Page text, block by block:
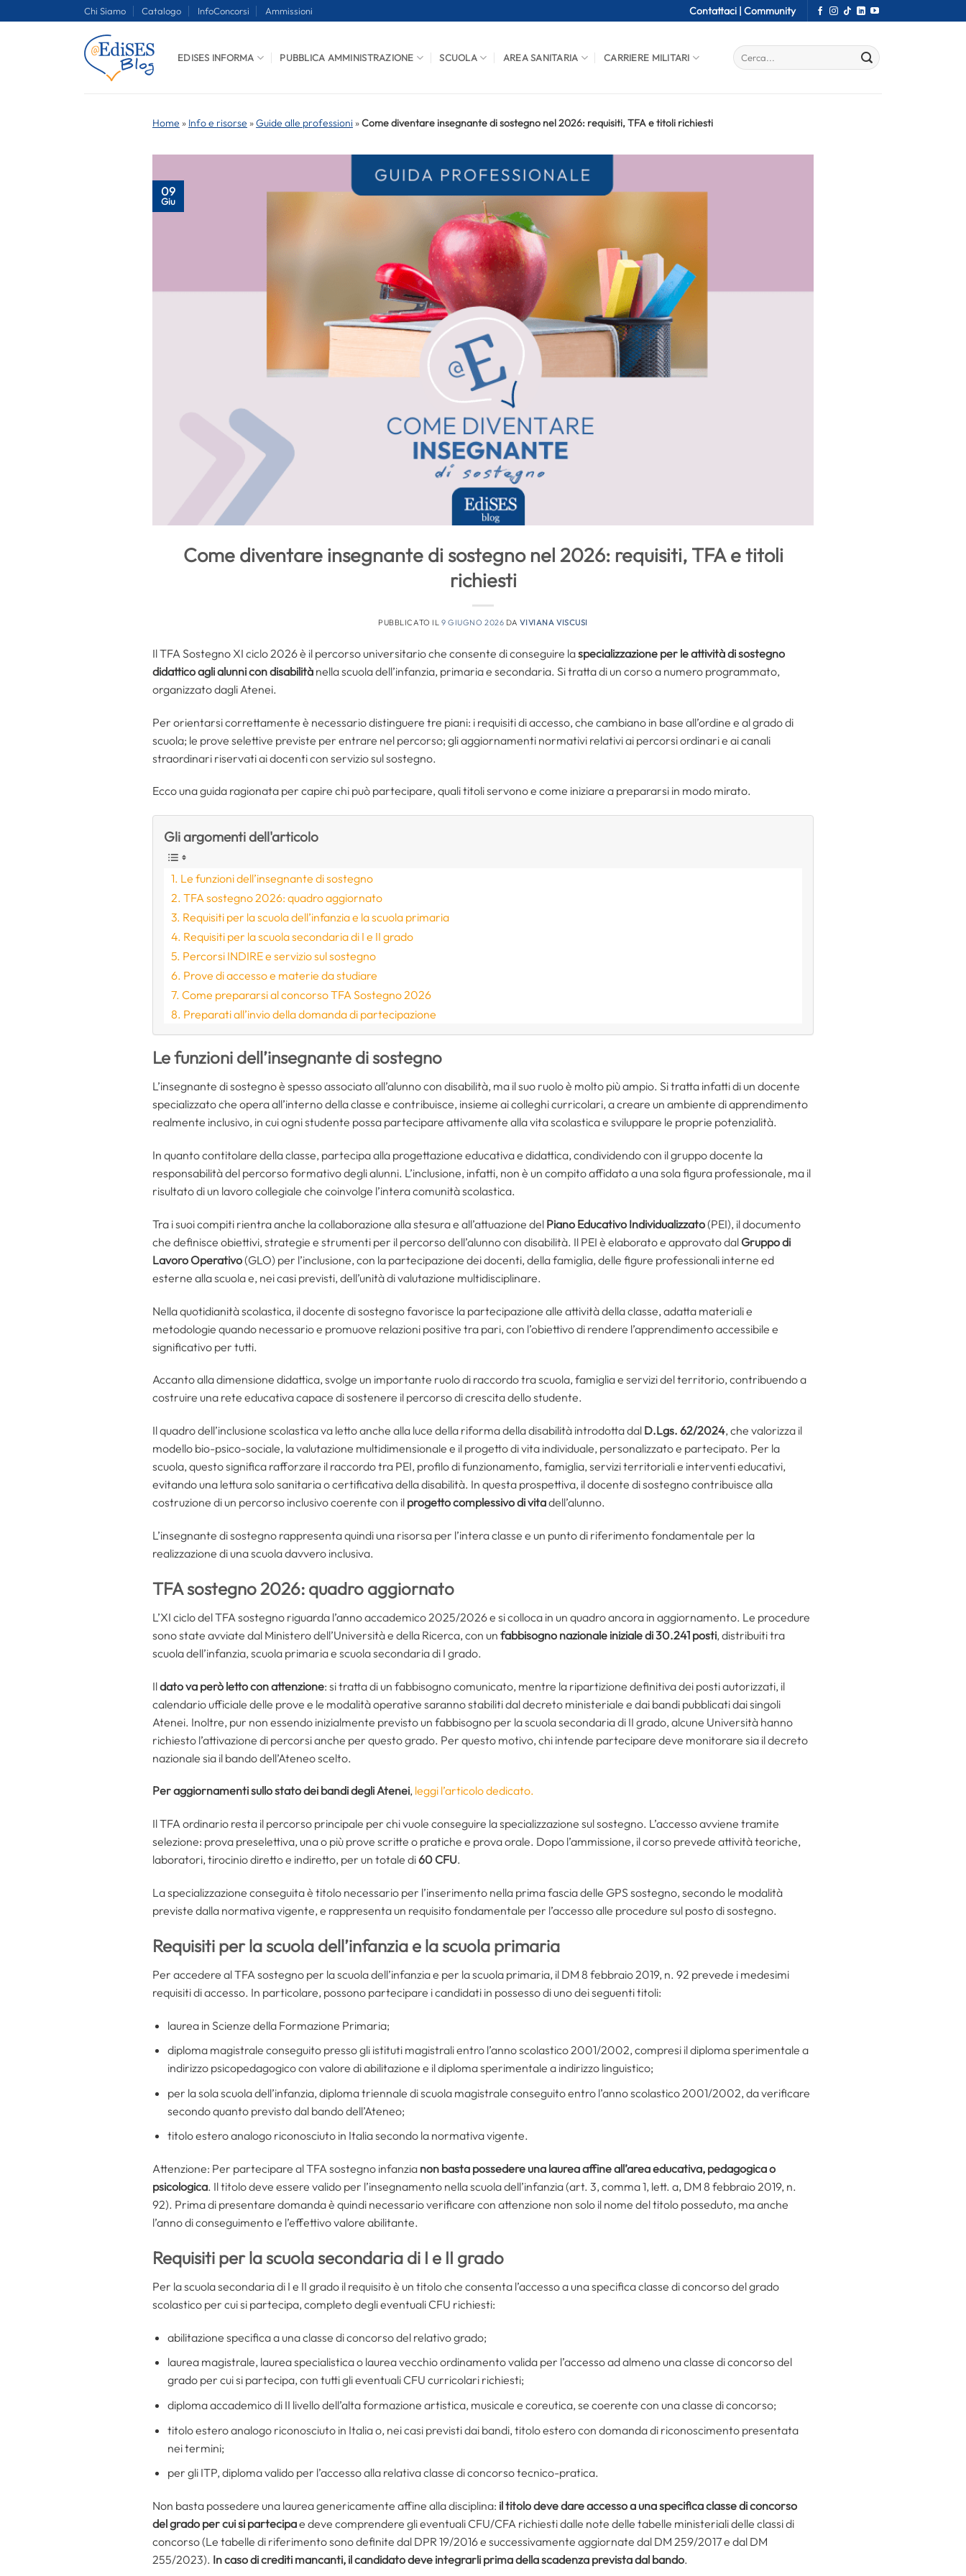
Chi Siamo Catalogo InfoConcorsi Ammissioni Contattaci | Community
EDISES INFORMA PUBBLICA AMMINISTRAZIONE SCUOLA AREA SANITARIA CARRIERE MILITARI
Home » Info e risorse »Guide alle professioni »Come diventare insegnante di sostegno nel 2026: requisiti, TFA e titoli richiesti
09
Giu
Come diventare insegnante di sostegno nel 2026: requisiti, TFA e titoli
richiesti
PUBBLICATO IL 9 GIUGNO 2026 DAVIVIANA VISCUSI
Il TFA Sostegno XI ciclo 2026 è il percorso universitario che consente di conseguire laspecializzazione per le attività di sostegno
didattico agli alunni con disabilità nella scuola dell’infanzia, primaria e secondaria. Si tratta di un corso a numero programmato,
organizzato dagli Atenei.
Per orientarsi correttamente è necessario distinguere tre piani: i requisiti di accesso, che cambiano in base all’ordine e al grado di
scuola; le prove selettive previste per entrare nel percorso; gli aggiornamenti normativi relativi ai percorsi ordinari e ai canali
straordinari riservati ai docenti con servizio sul sostegno.
Ecco una guida ragionata per capire chi può partecipare, quali titoli servono e come iniziare a prepararsi in modo mirato.
Gli argomenti dell'articolo
Le funzioni dell’insegnante di sostegno
TFA sostegno 2026: quadro aggiornato
Requisiti per la scuola dell’infanzia e la scuola primaria
Requisiti per la scuola secondaria di I e II grado
Percorsi INDIRE e servizio sul sostegno
Prove di accesso e materie da studiare
Come prepararsi al concorso TFA Sostegno 2026
Preparati all’invio della domanda di partecipazione
Le funzioni dell’insegnante di sostegno
L’insegnante di sostegno è spesso associato all’alunno con disabilità, ma il suo ruolo è molto più ampio. Si tratta infatti di un docente
specializzato che opera all’interno della classe e contribuisce, insieme ai colleghi curricolari, a creare un ambiente di apprendimento
realmente inclusivo, in cui ogni studente possa partecipare attivamente alla vita scolastica e sviluppare le proprie potenzialità.
In quanto contitolare della classe, partecipa alla progettazione educativa e didattica, condividendo con il gruppo docente la
responsabilità del percorso formativo degli alunni. L’inclusione, infatti, non è un compito affidato a una sola figura professionale, ma il
risultato di un lavoro collegiale che coinvolge l’intera comunità scolastica.
Tra i suoi compiti rientra anche la collaborazione alla stesura e all’attuazione del Piano Educativo Individualizzato(PEI), il documento
che definisce obiettivi, strategie e strumenti per il percorso dell’alunno con disabilità. Il PEI è elaborato e approvato dal Gruppo di
Lavoro Operativo(GLO) per l’inclusione, con la partecipazione dei docenti, della famiglia, delle figure professionali interne ed
esterne alla scuola e, nei casi previsti, dell’unità di valutazione multidisciplinare.
Nella quotidianità scolastica, il docente di sostegno favorisce la partecipazione alle attività della classe, adatta materiali e
metodologie quando necessario e promuove relazioni positive tra pari, con l’obiettivo di rendere l’apprendimento accessibile e
significativo per tutti.
Accanto alla dimensione didattica, svolge un importante ruolo di raccordo tra scuola, famiglia e servizi del territorio, contribuendo a
costruire una rete educativa capace di sostenere il percorso di crescita dello studente.
Il quadro dell’inclusione scolastica va letto anche alla luce della riforma della disabilità introdotta dal D.Lgs. 62/2024, che valorizza il
modello bio-psico-sociale, la valutazione multidimensionale e il progetto di vita individuale, personalizzato e partecipato. Per la
scuola, questo significa rafforzare il raccordo tra PEI, profilo di funzionamento, famiglia, servizi territoriali e interventi educativi,
evitando una lettura solo sanitaria o certificativa della disabilità. In questa prospettiva, il docente di sostegno contribuisce alla
costruzione di un percorso inclusivo coerente con il progetto complessivo di vitadell’alunno.
L’insegnante di sostegno rappresenta quindi una risorsa per l’intera classe e un punto di riferimento fondamentale per la
realizzazione di una scuola davvero inclusiva.
TFA sostegno 2026: quadro aggiornato
L’XI ciclo del TFA sostegno riguarda l’anno accademico 2025/2026 e si colloca in un quadro ancora in aggiornamento. Le procedure
sono state avviate dal Ministero dell’Università e della Ricerca, con un fabbisogno nazionale iniziale di 30.241 posti, distribuiti tra
scuola dell’infanzia, scuola primaria e scuola secondaria di I grado.
Ildato va però letto con attenzione: si tratta di un fabbisogno comunicato, mentre la ripartizione definitiva dei posti autorizzati, il
calendario ufficiale delle prove e le modalità operative saranno stabiliti dal decreto ministeriale e dai bandi pubblicati dai singoli
Atenei. Inoltre, pur non essendo inizialmente previsto un fabbisogno per la scuola secondaria di II grado, alcune Università hanno
richiesto l’attivazione di percorsi anche per questo grado. Per questo motivo, chi intende partecipare deve monitorare sia il decreto
nazionale sia il bando dell’Ateneo scelto.
Per aggiornamenti sullo stato dei bandi degli Atenei, leggi l’articolo dedicato.
Il TFA ordinario resta il percorso principale per chi vuole conseguire la specializzazione sul sostegno. L’accesso avviene tramite
selezione: prova preselettiva, una o più prove scritte o pratiche e prova orale. Dopo l’ammissione, il corso prevede attività teoriche,
laboratori, tirocinio diretto e indiretto, per un totale di60 CFU.
La specializzazione conseguita è titolo necessario per l’inserimento nella prima fascia delle GPS sostegno, secondo le modalità
previste dalla normativa vigente, e rappresenta un requisito fondamentale per l’accesso alle procedure sul posto di sostegno.
Requisiti per la scuola dell’infanzia e la scuola primaria
Per accedere al TFA sostegno per la scuola dell’infanzia e per la scuola primaria, il DM 8 febbraio 2019, n. 92 prevede i medesimi
requisiti di accesso. In particolare, possono partecipare i candidati in possesso di uno dei seguenti titoli:
laurea in Scienze della Formazione Primaria;
diploma magistrale conseguito presso gli istituti magistrali entro l’anno scolastico 2001/2002, compresi il diploma sperimentale a
indirizzo psicopedagogico con valore di abilitazione e il diploma sperimentale a indirizzo linguistico;
per la sola scuola dell’infanzia, diploma triennale di scuola magistrale conseguito entro l’anno scolastico 2001/2002, da verificare
secondo quanto previsto dal bando dell’Ateneo;
titolo estero analogo riconosciuto in Italia secondo la normativa vigente.
Attenzione: Per partecipare al TFA sostegno infanzia non basta possedere una laurea affine all’area educativa, pedagogica o
psicologica. Il titolo deve essere valido per l’insegnamento nella scuola dell’infanzia (art. 3, comma 1, lett. a, DM 8 febbraio 2019, n.
92). Prima di presentare domanda è quindi necessario verificare con attenzione non solo il nome del titolo posseduto, ma anche
l’anno di conseguimento e l’effettivo valore abilitante.
Requisiti per la scuola secondaria di I e II grado
Per la scuola secondaria di I e II grado il requisito è un titolo che consenta l’accesso a una specifica classe di concorso del grado
scolastico per cui si partecipa, completo degli eventuali CFU richiesti:
abilitazione specifica a una classe di concorso del relativo grado;
laurea magistrale, laurea specialistica o laurea vecchio ordinamento valida per l’accesso ad almeno una classe di concorso del
grado per cui si partecipa, con tutti gli eventuali CFU curricolari richiesti;
diploma accademico di II livello dell’alta formazione artistica, musicale e coreutica, se coerente con una classe di concorso;
titolo estero analogo riconosciuto in Italia o, nei casi previsti dai bandi, titolo estero con domanda di riconoscimento presentata
nei termini;
per gli ITP, diploma valido per l’accesso alla relativa classe di concorso tecnico-pratica.
Non basta possedere una laurea genericamente affine alla disciplina: il titolo deve dare accesso a una specifica classe di concorso
del grado per cui si partecipae deve comprendere gli eventuali CFU/CFA richiesti dalle note delle tabelle ministeriali delle classi di
concorso (Le tabelle di riferimento sono definite dal DPR 19/2016 e successivamente aggiornate dal DM 259/2017 e dal DM
255/2023). In caso di crediti mancanti, il candidato deve integrarli prima della scadenza prevista dal bando.